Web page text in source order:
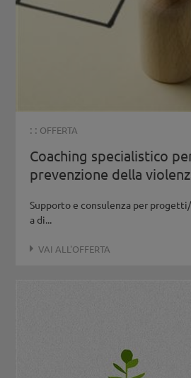
: : OFFERTA
Coaching specialistico
prevenzione della
Supporto e consulenza per
a di...
VAI ALL'OFFERTA